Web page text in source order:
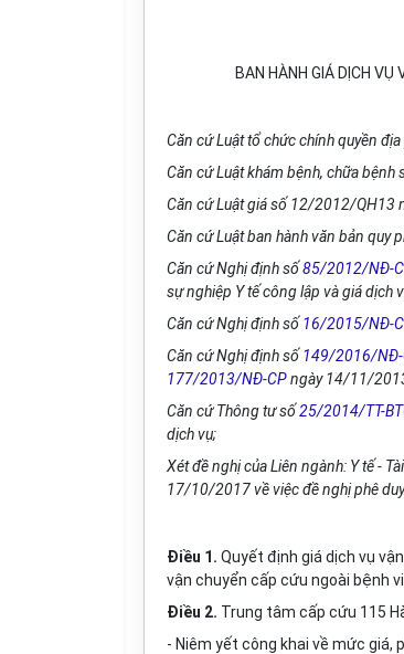
BAN HÀNH GIÁ DỊCH VỤ
Căn cứ Luật tổ chức chính quyền
Căn cứ Luật khám bệnh, chữa bệnh
Căn cứ Luật giá số 12/2012/QH13
Căn cứ Luật ban hành văn bản
Căn cứ Nghị định số85/2012/NĐ-
sự nghiệp Y tế công lập và giá dịch
Căn cứ Nghị định số 16/2015/NĐ-
Căn cứ Nghị định số 149/2016/NĐ-
177/2013/NĐ-CPngày 14/11/
Căn cứ Thông tư số25/2014/TT-
dịch vụ;
Xét đề nghị của Liên ngành: Y tế -
17/10/2017 về việc đề nghị phê
Điều 1. Quyết định giá dịch vụ
vận chuyển cấp cứu ngoài bệnh
Điều 2. Trung tâm cấp cứu 115
- Niêm yết công khai về mức